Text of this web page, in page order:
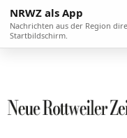
NRWZ als App
Nachrichten aus der Region
Startbildschirm.